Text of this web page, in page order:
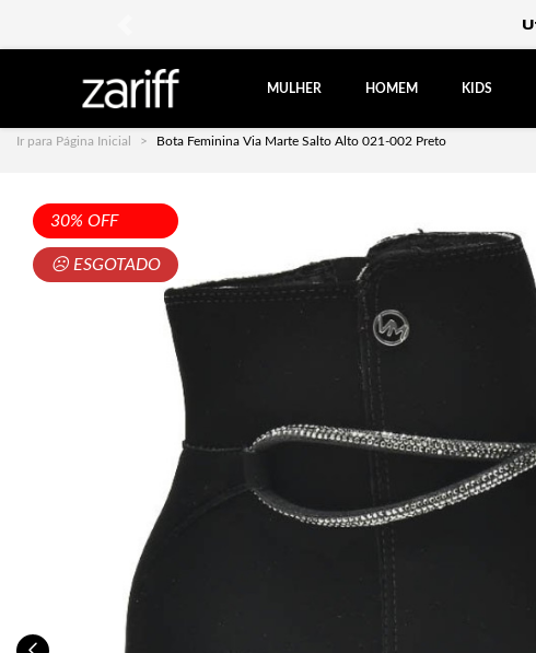
MULHER HOMEM KIDS
Ir para Página Inicial Bota Feminina Via Marte Salto Alto 021-002 Preto
30% OFF
☹ ESGOTADO